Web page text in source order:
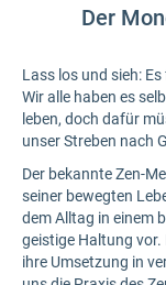
Der
Lass los und sieh:
Wir alle haben es
leben, doch dafür
unser Streben nach
Der bekannte Zen-
seiner bewegten
dem Alltag in einem
geistige Haltung
ihre Umsetzung in